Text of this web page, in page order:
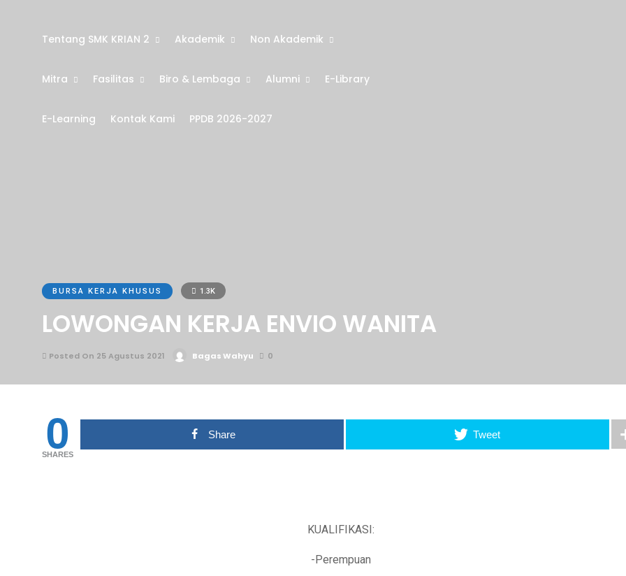
Tentang SMK KRIAN 2 Akademik Non Akademik
Mitra Fasilitas Biro & Lembaga Alumni E-Library
E-Learning Kontak Kami PPDB 2026-2027
BURSA KERJA KHUSUS 1.3K
LOWONGAN KERJA ENVIO WANITA
Posted On 25 Agustus 2021 Bagas Wahyu 0
0
SHARES
Share Tweet
KUALIFIKASI:
-Perempuan